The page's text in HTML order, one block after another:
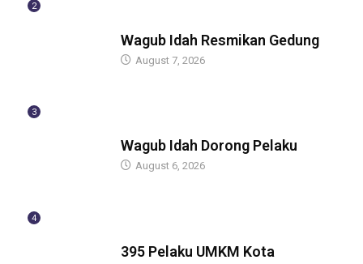
2
Wagub Idah Resmikan Gedung
August 7, 2026
3
Wagub Idah Dorong Pelaku
August 6, 2026
4
395 Pelaku UMKM Kota